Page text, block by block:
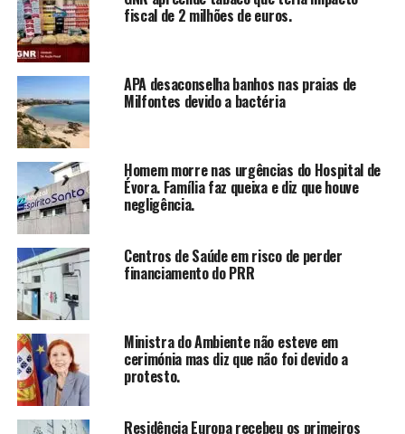
fiscal de 2 milhões de euros.
APA desaconselha banhos nas praias de
Milfontes devido a bactéria
Homem morre nas urgências do Hospital de
Évora. Família faz queixa e diz que houve
negligência.
Centros de Saúde em risco de perder
financiamento do PRR
Ministra do Ambiente não esteve em
cerimónia mas diz que não foi devido a
protesto.
Residência Europa recebeu os primeiros